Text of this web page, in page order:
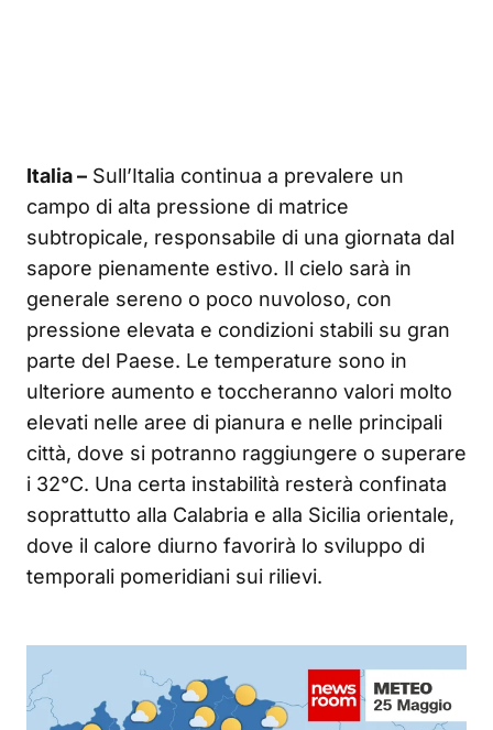
Italia – Sull’Italia continua a prevalere un
campo di alta pressione di matrice
subtropicale, responsabile di una giornata dal
sapore pienamente estivo. Il cielo sarà in
generale sereno o poco nuvoloso, con
pressione elevata e condizioni stabili su gran
parte del Paese. Le temperature sono in
ulteriore aumento e toccheranno valori molto
elevati nelle aree di pianura e nelle principali
città, dove si potranno raggiungere o superare
i 32°C. Una certa instabilità resterà confinata
soprattutto alla Calabria e alla Sicilia orientale,
dove il calore diurno favorirà lo sviluppo di
temporali pomeridiani sui rilievi.